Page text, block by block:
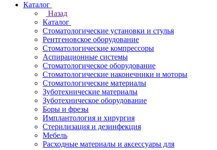
Каталог
Назад
Каталог
Стоматологические установки и стулья
Рентгеновское оборудование
Стоматологические компрессоры
Аспирационные системы
Стоматологическое оборудование
Стоматологические наконечники и моторы
Стоматологические материалы
Зуботехнические материалы
Зуботехническое оборудование
Боры и фрезы
Имплантология и хирургия
Стерилизация и дезинфекция
Мебель
Расходные материалы и аксессуары для